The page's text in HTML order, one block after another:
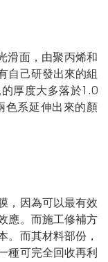
滑面，由聚丙烯和
自己研發出來的組
厚度大多落於1.0
色系延伸出來的顏
，因為可以最有效
應。而施工修補方
。而其材料部份，
種可完全回收再利